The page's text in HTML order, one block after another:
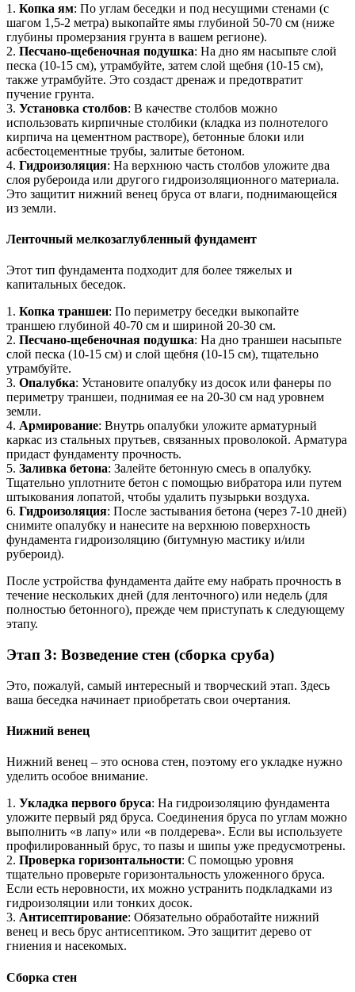
1. Копка ям: По углам беседки и под несущими стенами (с
шагом 1,5-2 метра) выкопайте ямы глубиной 50-70 см (ниже
глубины промерзания грунта в вашем регионе).
2. Песчано-щебеночная подушка: На дно ям насыпьте слой
песка (10-15 см), утрамбуйте, затем слой щебня (10-15 см),
также утрамбуйте. Это создаст дренаж и предотвратит
пучение грунта.
3. Установка столбов: В качестве столбов можно
использовать кирпичные столбики (кладка из полнотелого
кирпича на цементном растворе), бетонные блоки или
асбестоцементные трубы, залитые бетоном.
4. Гидроизоляция: На верхнюю часть столбов уложите два
слоя рубероида или другого гидроизоляционного материала.
Это защитит нижний венец бруса от влаги, поднимающейся
из земли.
Ленточный мелкозаглубленный фундамент
Этот тип фундамента подходит для более тяжелых и
капитальных беседок.
1. Копка траншеи: По периметру беседки выкопайте
траншею глубиной 40-70 см и шириной 20-30 см.
2. Песчано-щебеночная подушка: На дно траншеи насыпьте
слой песка (10-15 см) и слой щебня (10-15 см), тщательно
утрамбуйте.
3. Опалубка: Установите опалубку из досок или фанеры по
периметру траншеи, поднимая ее на 20-30 см над уровнем
земли.
4. Армирование: Внутрь опалубки уложите арматурный
каркас из стальных прутьев, связанных проволокой. Арматура
придаст фундаменту прочность.
5. Заливка бетона: Залейте бетонную смесь в опалубку.
Тщательно уплотните бетон с помощью вибратора или путем
штыкования лопатой, чтобы удалить пузырьки воздуха.
6. Гидроизоляция: После застывания бетона (через 7-10 дней)
снимите опалубку и нанесите на верхнюю поверхность
фундамента гидроизоляцию (битумную мастику и/или
рубероид).
После устройства фундамента дайте ему набрать прочность в
течение нескольких дней (для ленточного) или недель (для
полностью бетонного), прежде чем приступать к следующему
этапу.
Этап 3: Возведение стен (сборка сруба)
Это, пожалуй, самый интересный и творческий этап. Здесь
ваша беседка начинает приобретать свои очертания.
Нижний венец
Нижний венец – это основа стен, поэтому его укладке нужно
уделить особое внимание.
1. Укладка первого бруса: На гидроизоляцию фундамента
уложите первый ряд бруса. Соединения бруса по углам можно
выполнить «в лапу» или «в полдерева». Если вы используете
профилированный брус, то пазы и шипы уже предусмотрены.
2. Проверка горизонтальности: С помощью уровня
тщательно проверьте горизонтальность уложенного бруса.
Если есть неровности, их можно устранить подкладками из
гидроизоляции или тонких досок.
3. Антисептирование: Обязательно обработайте нижний
венец и весь брус антисептиком. Это защитит дерево от
гниения и насекомых.
Сборка стен